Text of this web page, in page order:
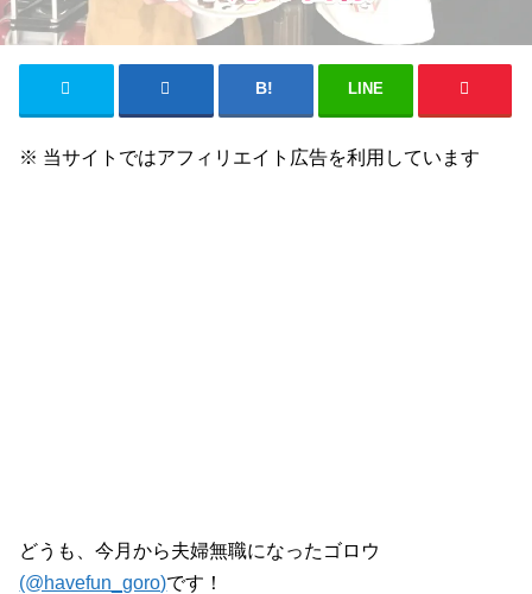
LINE
※ 当サイトではアフィリエイト広告を利用しています
どうも、今月から夫婦無職になったゴロウ
(@havefun_goro)です！